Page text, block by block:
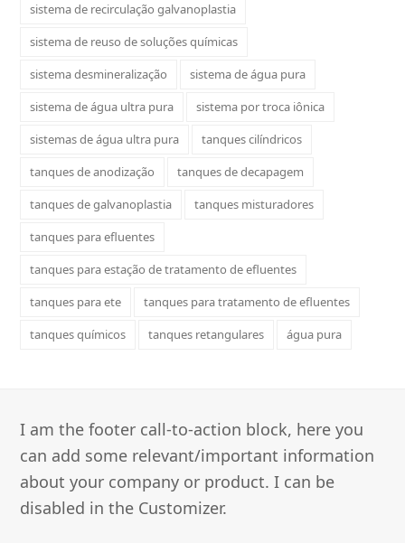
sistema de recirculação galvanoplastia
sistema de reuso de soluções químicas
sistema desmineralização
sistema de água pura
sistema de água ultra pura
sistema por troca iônica
sistemas de água ultra pura
tanques cilíndricos
tanques de anodização
tanques de decapagem
tanques de galvanoplastia
tanques misturadores
tanques para efluentes
tanques para estação de tratamento de efluentes
tanques para ete
tanques para tratamento de efluentes
tanques químicos
tanques retangulares água pura
I am the footer call-to-action block, here you
can add some relevant/important information
about your company or product. I can be
disabled in the Customizer.